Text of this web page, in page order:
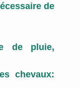
de
de pluie,
chevaux: